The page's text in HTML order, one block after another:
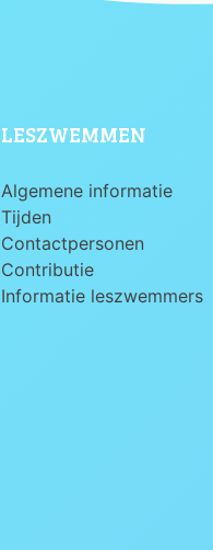
LESZWEMMEN
Algemene informatie
Tijden
Contactpersonen
Contributie
Informatie leszwemmers